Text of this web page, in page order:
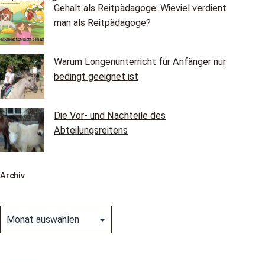
Gehalt als Reitpädagoge: Wieviel verdient
man als Reitpädagoge?
Warum Longenunterricht für Anfänger nur
bedingt geeignet ist
Die Vor- und Nachteile des
Abteilungsreitens
Archiv